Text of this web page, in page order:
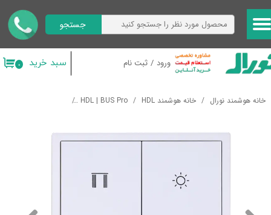
ورود / ثبت نام
حساب کاربری من
تغییر گذر واژه
خروج از حساب کاربری
جستجو
۰ سبد خرید
خانه هوشمند نورال خانه هوشمند HDL HDL | BUS Pro